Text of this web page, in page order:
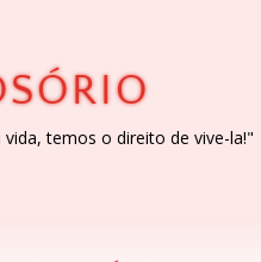
temos o direito de vive-la!"